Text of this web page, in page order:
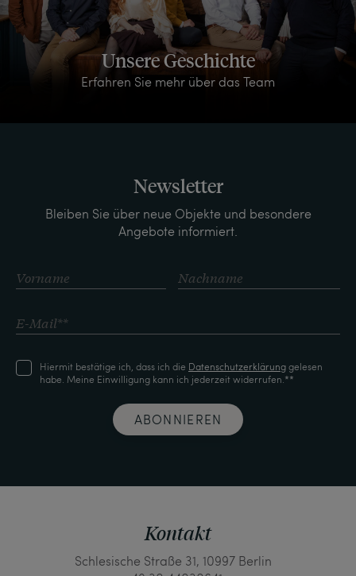
Unsere Geschichte
Erfahren Sie mehr über das Team
Newsletter
Bleiben Sie über neue Objekte und besondere
Angebote informiert.
Hiermit bestätige ich, dass ich die Daten­schutz­erklärunggelesen
habe. Meine Einwilligung kann ich jederzeit widerrufen.**
ABONNIEREN
Kontakt
Schlesische Straße 31, 10997 Berlin